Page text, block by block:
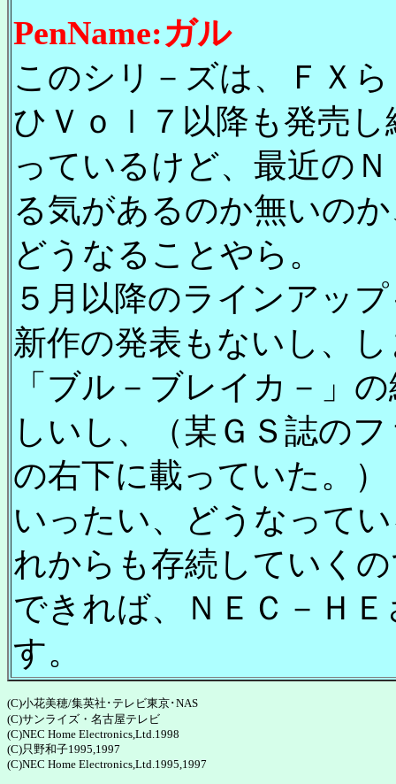
PenName:ガル
このシリ－ズは、ＦＸ
ひＶｏｌ７以降も発売
っているけど、最近の
る気があるのか無いの
どうなることやら。
５月以降のラインアッ
新作の発表もないし、
「ブル－ブレイカ－」
しいし、（某ＧＳ誌の
の右下に載っていた。）
いったい、どうなって
れからも存続していく
できれば、ＮＥＣ－Ｈ
す。
(C)小花美穂/集英社･テレビ東京･NAS
(C)サンライズ・名古屋テレビ
(C)NEC Home Electronics,Ltd.1998
(C)只野和子1995,1997
(C)NEC Home Electronics,Ltd.1995,1997